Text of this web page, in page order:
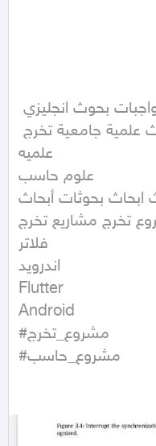
علميه
علوم حاسب
بحوثات أبحاث
تخرج مشاريع تخرج
فلاتر
اندرويد
Flutter
Android
#مشروع_تخرج
#مشروع_حاسب